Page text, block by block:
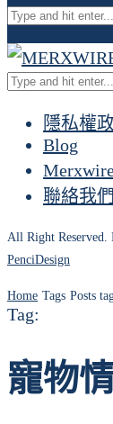
隱私權
Blog
聯絡我們
All Right Reserved.
PenciDesign
Home Tags Posts
Tag:
寵物